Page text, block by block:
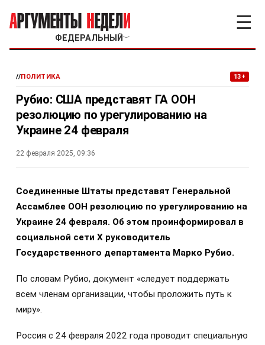
ФЕДЕРАЛЬНЫЙ ﹀
☰
//ПОЛИТИКА 13+
Рубио: США представят ГА ООН
резолюцию по урегулированию на
Украине 24 февраля
22 февраля 2025, 09:36
Соединенные Штаты представят Генеральной
Ассамблее ООН резолюцию по урегулированию на
Украине 24 февраля. Об этом проинформировал в
социальной сети X руководитель
Государственного департамента Марко Рубио.
По словам Рубио, документ «следует поддержать
всем членам организации, чтобы проложить путь к
миру».
Россия с 24 февраля 2022 года проводит специальную